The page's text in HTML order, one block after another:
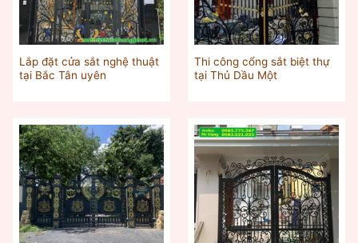
Lắp đặt cửa sắt nghệ thuật
tại Bắc Tân uyên
Thi công cổng sắt biệt thự
tại Thủ Dầu Một